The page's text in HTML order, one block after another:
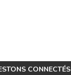
CONNECTÉS